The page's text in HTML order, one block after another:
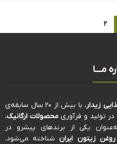
۲
مـــا
زیدار
، با بیش از ۲۰ سال سابقه‌ی
تولید و فرآوریمحصولات ارگانیک،
یکی از برندهای پیشرو در
روغن زیتون ایرانشناخته می‌شود.